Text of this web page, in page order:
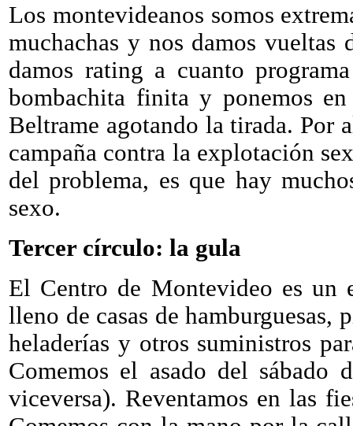
Los montevideanos somos
muchachas y nos damos vueltas
damos rating a cuanto
bombachita finita y ponemos
Beltrame agotando la tirada. Por
campaña contra la explotación
del problema, es que hay
sexo.
Tercer círculo: la gula
El Centro de Montevideo es un
lleno de casas de hamburguesas,
heladerías y otros suministros
Comemos el asado del
viceversa). Reventamos en las